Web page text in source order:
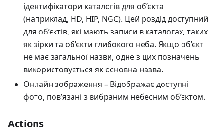
ідентифікатори каталогів для об’єкта
(наприклад, HD, HIP, NGC). Цей роздід доступний
для об’єктів, які мають записи в каталогах, таких
як зірки та об’єкти глибокого неба. Якщо об’єкт
не має загальної назви, одне з цих позначень
використовується як основна назва.
Онлайн зображення – Відображає доступні
фото, пов’язані з вибраним небесним об’єктом.
Actions